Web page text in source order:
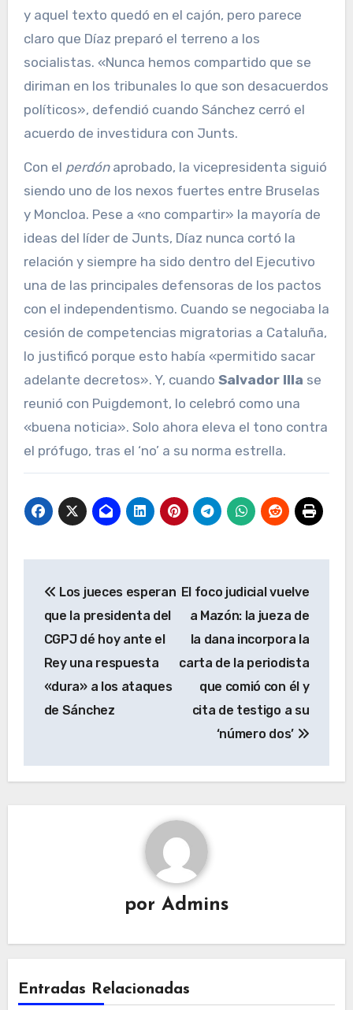
y aquel texto quedó en el cajón, pero parece
claro que Díaz preparó el terreno a los
socialistas. «Nunca hemos compartido que se
diriman en los tribunales lo que son desacuerdos
políticos», defendió cuando Sánchez cerró el
acuerdo de investidura con Junts.
Con el perdón aprobado, la vicepresidenta siguió
siendo uno de los nexos fuertes entre Bruselas
y Moncloa. Pese a «no compartir» la mayoría de
ideas del líder de Junts, Díaz nunca cortó la
relación y siempre ha sido dentro del Ejecutivo
una de las principales defensoras de los pactos
con el independentismo. Cuando se negociaba la
cesión de competencias migratorias a Cataluña,
lo justificó porque esto había «permitido sacar
adelante decretos». Y, cuando Salvador Illa se
reunió con Puigdemont, lo celebró como una
«buena noticia». Solo ahora eleva el tono contra
el prófugo, tras el ‘no’ a su norma estrella.
de
entradas
Los jueces esperan
que la presidenta del
CGPJ dé hoy ante el
Rey una respuesta
«dura» a los ataques
de Sánchez
El foco judicial vuelve
a Mazón: la jueza de
la dana incorpora la
carta de la periodista
que comió con él y
cita de testigo a su
‘número dos’
por Admins
Entradas Relacionadas